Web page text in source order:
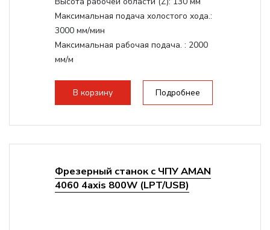
Максимальная подача холостого хода.:
3000 мм/мин
Максимальная рабочая подача. : 2000
мм/м
стандартно:Т-слот
Цанговый патрон:ER11
В корзину Подробнее
Фрезерный станок с ЧПУ AMAN
4060 4axis 800W (LPT/USB)